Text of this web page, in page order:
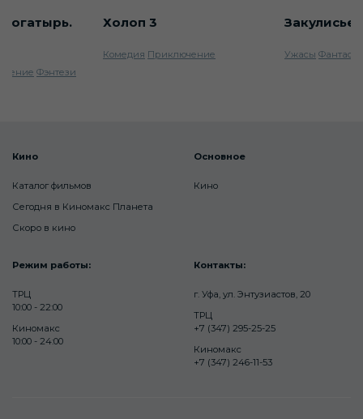
Холоп 3
Комедия Приключение
Закулисье
Ужасы
Фэнтези
Кино
Каталог фильмов
Сегодня в Киномакс Планета
Скоро в кино
Основное
Кино
Режим работы:
ТРЦ
10:00 - 22:00
Киномакс
10:00 - 24:00
Контакты:
г. Уфа, ул. Энтузиастов, 20
ТРЦ
+7 (347) 295-25-25
Киномакс
+7 (347) 246-11-53